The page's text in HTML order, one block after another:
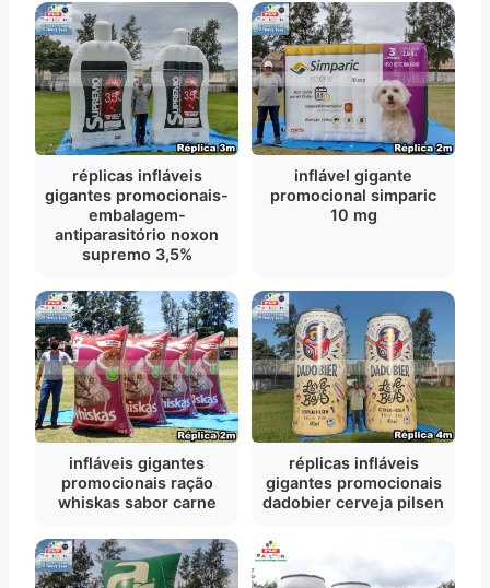
réplicas infláveis
gigantes promocionais-
embalagem-
antiparasitório noxon
supremo 3,5%
inflável gigante
promocional simparic
10 mg
infláveis gigantes
promocionais ração
whiskas sabor carne
réplicas infláveis
gigantes promocionais
dadobier cerveja pilsen